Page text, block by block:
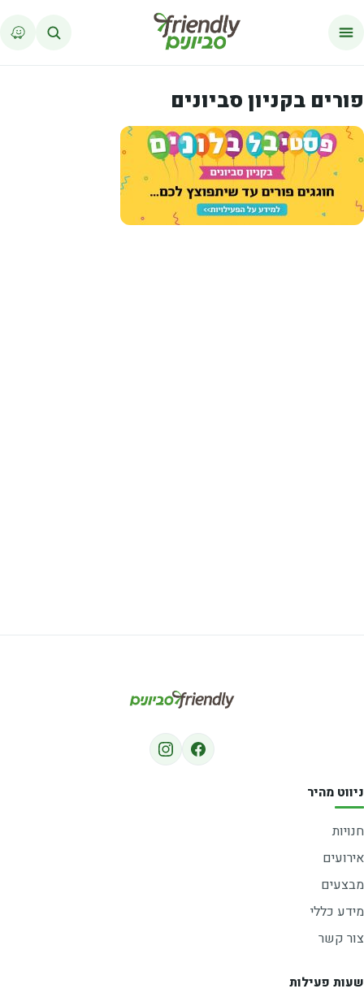
פורים בקניון סביונים
ניווט מהיר
חנויות
אירועים
מבצעים
מידע כללי
צור קשר
שעות פעילות